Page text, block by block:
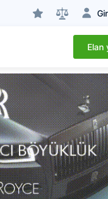
Elan